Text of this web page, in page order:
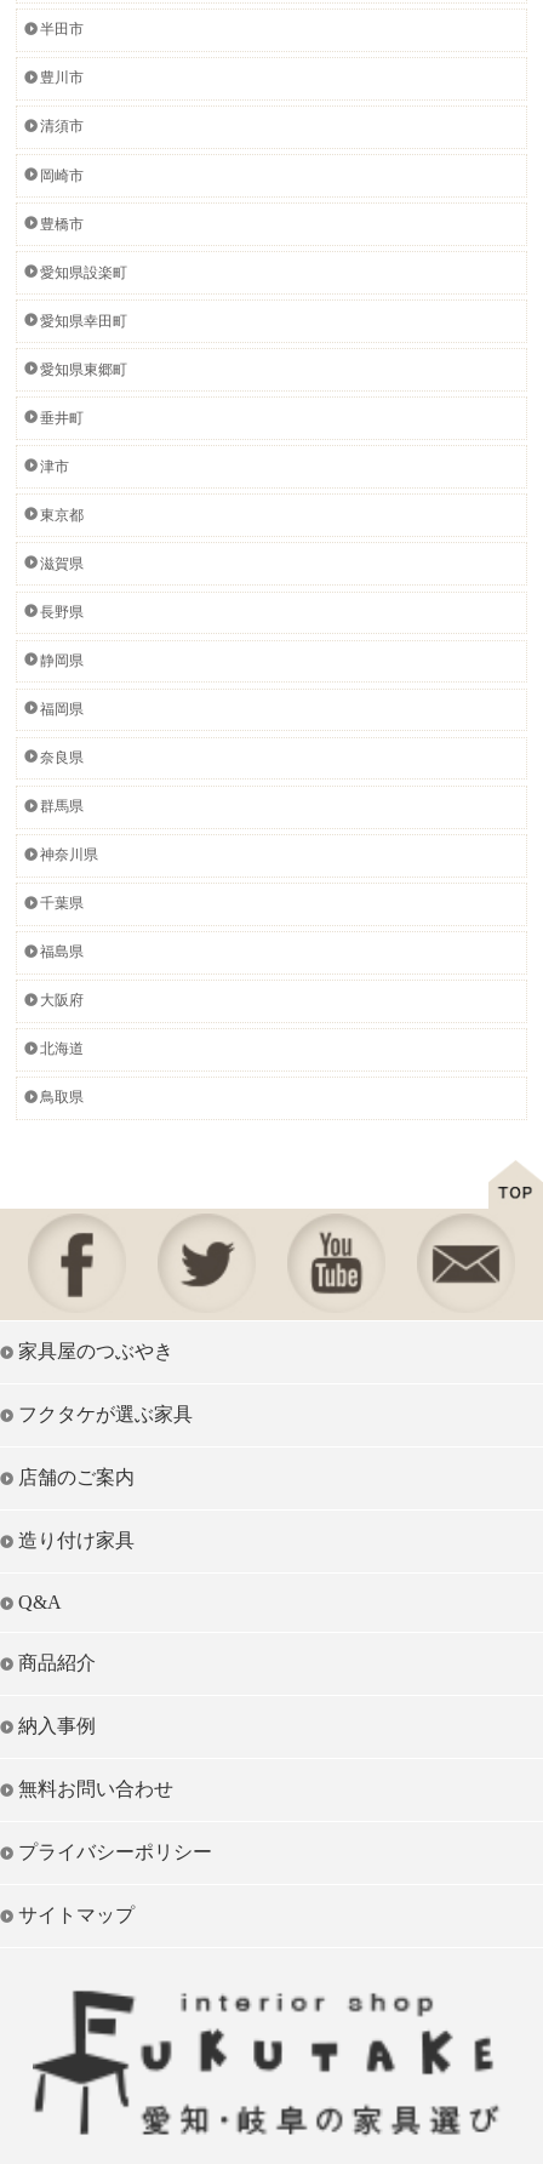
半田市
豊川市
清須市
岡崎市
豊橋市
愛知県設楽町
愛知県幸田町
愛知県東郷町
垂井町
津市
東京都
滋賀県
長野県
静岡県
福岡県
奈良県
群馬県
神奈川県
千葉県
福島県
大阪府
北海道
鳥取県
家具屋のつぶやき
フクタケが選ぶ家具
店舗のご案内
造り付け家具
Q&A
商品紹介
納入事例
無料お問い合わせ
プライバシーポリシー
サイトマップ